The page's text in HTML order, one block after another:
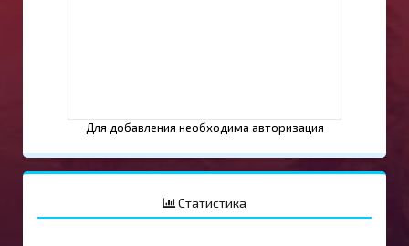
Для добавления необходима авторизация
Статистика